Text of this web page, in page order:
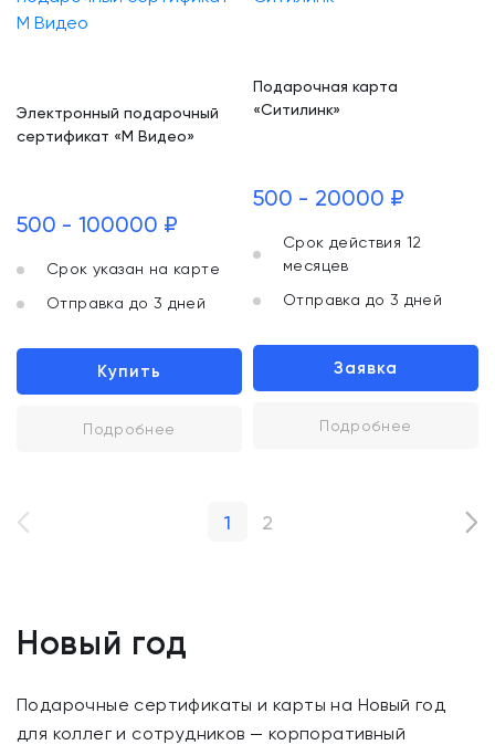
Электронный подарочный
сертификат «М Видео»
500 - 100000 ₽
Срок указан на карте
Отправка до 3 дней
Купить
Подробнее
Подарочная карта
«Ситилинк»
500 - 20000 ₽
Срок действия 12
месяцев
Отправка до 3 дней
Заявка
Подробнее
1 2
Новый год
Подарочные сертификаты и карты на Новый год
для коллег и сотрудников — корпоративный